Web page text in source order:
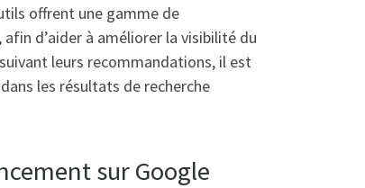
offrent une gamme de
d’aider à améliorer la visibilité du
leurs recommandations, il est
les résultats de recherche
sur Google